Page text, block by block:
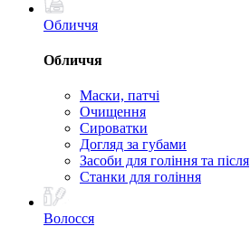
Обличчя
Обличчя
Маски, патчі
Очищення
Сироватки
Догляд за губами
Засоби для гоління та після
Станки для гоління
Волосся